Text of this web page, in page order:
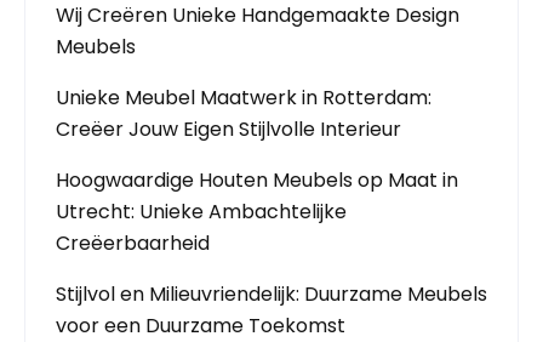
Wij Creëren Unieke Handgemaakte Design
Meubels
Unieke Meubel Maatwerk in Rotterdam:
Creëer Jouw Eigen Stijlvolle Interieur
Hoogwaardige Houten Meubels op Maat in
Utrecht: Unieke Ambachtelijke
Creëerbaarheid
Stijlvol en Milieuvriendelijk: Duurzame Meubels
voor een Duurzame Toekomst